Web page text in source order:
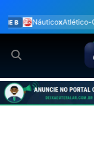
para
o
conteúdo
GO
09/08 15:00